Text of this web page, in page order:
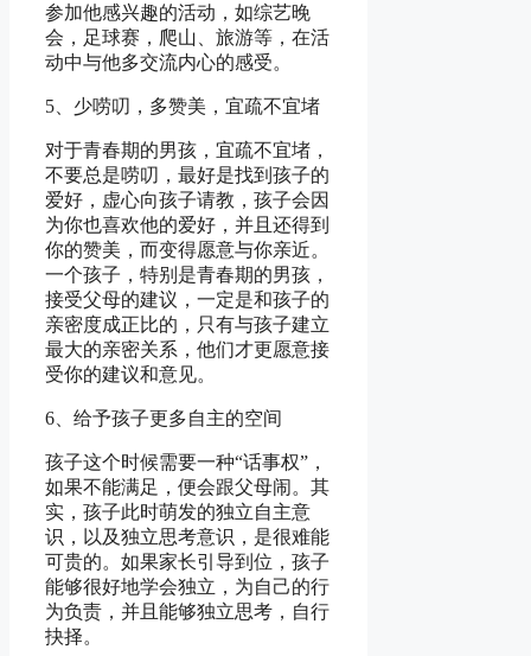
参加他感兴趣的活动，如综艺晚
会，足球赛，爬山、旅游等，在活
动中与他多交流内心的感受。
5、少唠叨，多赞美，宜疏不宜堵
对于青春期的男孩，宜疏不宜堵，
不要总是唠叨，最好是找到孩子的
爱好，虚心向孩子请教，孩子会因
为你也喜欢他的爱好，并且还得到
你的赞美，而变得愿意与你亲近。
一个孩子，特别是青春期的男孩，
接受父母的建议，一定是和孩子的
亲密度成正比的，只有与孩子建立
最大的亲密关系，他们才更愿意接
受你的建议和意见。
6、给予孩子更多自主的空间
孩子这个时候需要一种“话事权”，
如果不能满足，便会跟父母闹。其
实，孩子此时萌发的独立自主意
识，以及独立思考意识，是很难能
可贵的。如果家长引导到位，孩子
能够很好地学会独立，为自己的行
为负责，并且能够独立思考，自行
抉择。